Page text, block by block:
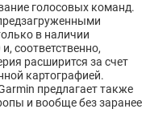
голосовых команд.
в наличии
соответственно,
расширится за счет
картографией.
предлагает также
и вообще без заранее